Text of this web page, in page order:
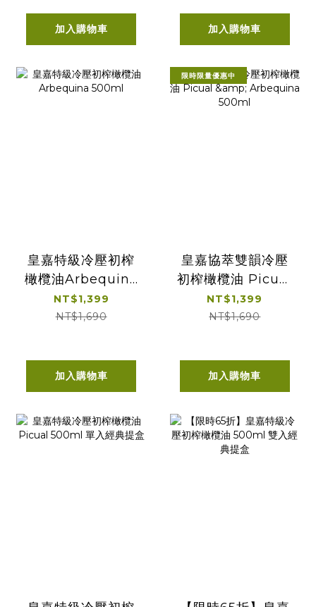
加入購物車 加入購物車
皇嘉特級冷壓初榨
橄欖油Arbequina
500ml
NT$1,399
NT$1,690
加入購物車
限時限量優惠中
皇嘉協萃雙韻冷壓
初榨橄欖油 Picual
& Arbequina
500ml
NT$1,399
NT$1,690
加入購物車